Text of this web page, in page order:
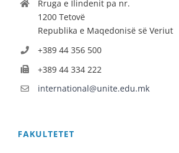
Rruga e Ilindenit pa nr.
1200 Tetovë
Republika e Maqedonisë së Veriut
+389 44 356 500
+389 44 334 222
international@unite.edu.mk
FAKULTETET